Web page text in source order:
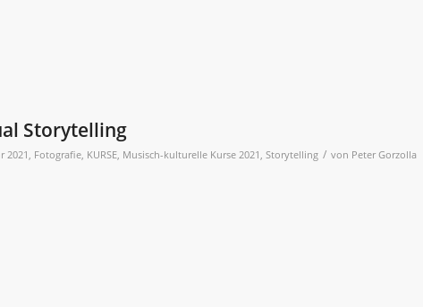
Storytelling
2021 , Fotografie, KURSE, Musisch-kulturelle Kurse 2021 , Storytelling / von Peter Gorzolla